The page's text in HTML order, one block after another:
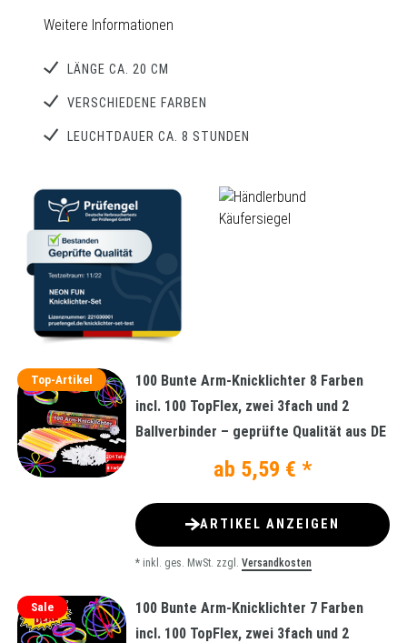
Weitere Informationen
LÄNGE CA. 20 CM
VERSCHIEDENE FARBEN
LEUCHTDAUER CA. 8 STUNDEN
Top-Artikel
100 Bunte Arm-Knicklichter 8 Farben
incl. 100 TopFlex, zwei 3fach und 2
Ballverbinder – geprüfte Qualität aus DE
ab 5,59 € *
ARTIKEL ANZEIGEN
* inkl. ges. MwSt. zzgl. Versandkosten
Sale
100 Bunte Arm-Knicklichter 7 Farben
incl. 100 TopFlex, zwei 3fach und 2